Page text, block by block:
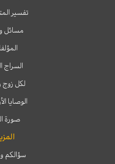
تفسير
مسائل
السراج
لكل زوج
الوصايا
صورة
سؤالكم